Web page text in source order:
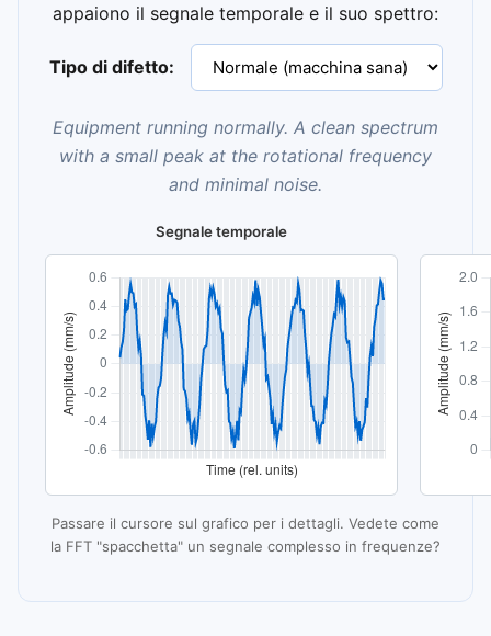
appaiono il segnale temporale e il suo spettro:
Tipo di difetto:
Equipment running normally. A clean spectrum
with a small peak at the rotational frequency
and minimal noise.
Segnale temporale
Passare il cursore sul grafico per i dettagli. Vedete come
la FFT "spacchetta" un segnale complesso in frequenze?